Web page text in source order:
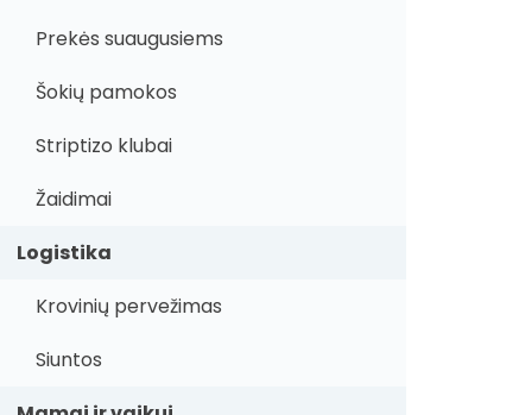
Prekės suaugusiems
Šokių pamokos
Striptizo klubai
Žaidimai
Logistika
Krovinių pervežimas
Siuntos